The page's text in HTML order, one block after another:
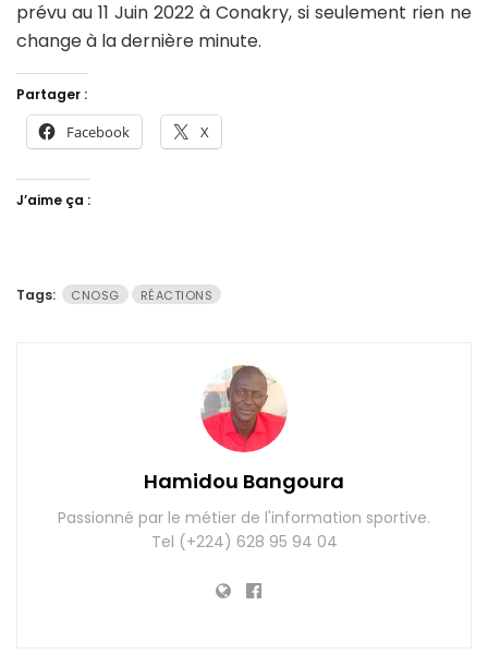
prévu au 11 Juin 2022 à Conakry, si seulement rien ne
change à la dernière minute.
Partager :
Facebook X
J’aime ça :
Tags: CNOSG RÉACTIONS
Hamidou Bangoura
Passionné par le métier de l'information sportive.
Tel (+224) 628 95 94 04